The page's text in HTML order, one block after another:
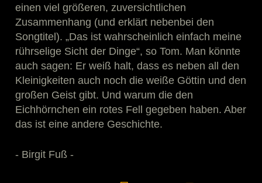
einen viel größeren, zuversichtlichen
Zusammenhang (und erklärt nebenbei den
Songtitel). „Das ist wahrscheinlich einfach meine
rührselige Sicht der Dinge“, so Tom. Man könnte
auch sagen: Er weiß halt, dass es neben all den
Kleinigkeiten auch noch die weiße Göttin und den
großen Geist gibt. Und warum die den
Eichhörnchen ein rotes Fell gegeben haben. Aber
das ist eine andere Geschichte.
- Birgit Fuß -